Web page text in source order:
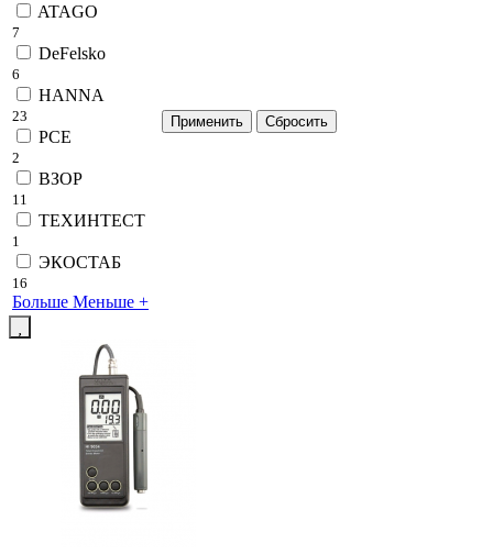
ATAGO
7
DeFelsko
6
HANNA
23
PCE
2
ВЗОР
11
ТЕХИНТЕСТ
1
ЭКОСТАБ
16
Больше Меньше +